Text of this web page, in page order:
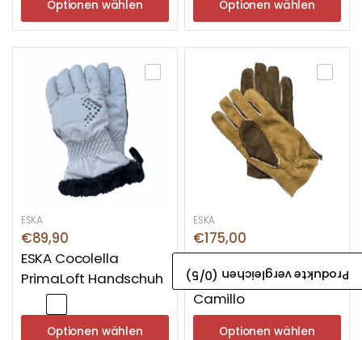
Optionen wählen Optionen wählen
ESKA
€89,90
ESKA Cocolella
PrimaLoft Handschuh
Optionen wählen
ESKA
€175,00
Eska Curly
Lederhandschuh
Camillo
Optionen wählen
Produkte vergleichen (
0
/5)